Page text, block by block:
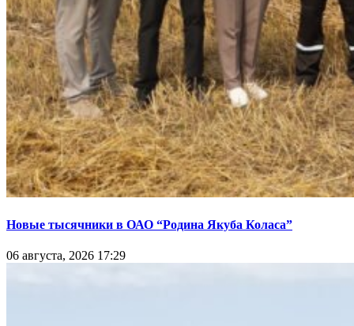
Новые тысячники в ОАО “Родина Якуба Коласа”
06 августа, 2026 17:29